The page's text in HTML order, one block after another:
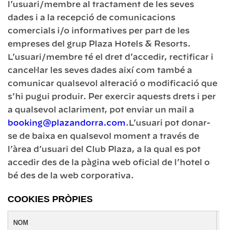
l’usuari/membre al tractament de les seves
dades i a la recepció de comunicacions
comercials i/o informatives per part de les
empreses del grup Plaza Hotels & Resorts.
L’usuari/membre té el dret d’accedir, rectificar i
cancel·lar les seves dades així com també a
comunicar qualsevol alteració o modificació que
s’hi pugui produir. Per exercir aquests drets i per
a qualsevol aclariment, pot enviar un mail a
booking@plazandorra.com.L’usuari pot donar-
se de baixa en qualsevol moment a través de
l’àrea d’usuari del Club Plaza, a la qual es pot
accedir des de la pàgina web oficial de l’hotel o
bé des de la web corporativa.
COOKIES PRÒPIES
NOM